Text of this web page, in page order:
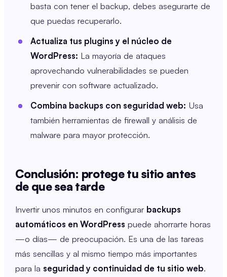
basta con tener el backup, debes asegurarte de
que puedas recuperarlo.
Actualiza tus plugins y el núcleo de
WordPress: La mayoría de ataques
aprovechando vulnerabilidades se pueden
prevenir con software actualizado.
Combina backups con seguridad web: Usa
también herramientas de firewall y análisis de
malware para mayor protección.
Conclusión: protege tu sitio antes
de que sea tarde
Invertir unos minutos en configurar backups
automáticos en WordPress puede ahorrarte horas
—o días— de preocupación. Es una de las tareas
más sencillas y al mismo tiempo más importantes
para la seguridad y continuidad de tu sitio web.